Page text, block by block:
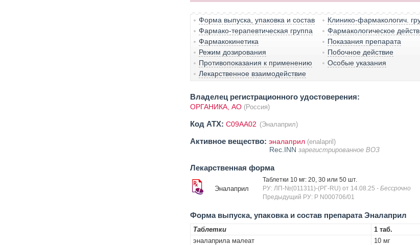
Форма выпуска, упаковка и состав
Клинико-фармакологич.
Фармако-терапевтическая группа
Фармакологическое
Фармакокинетика
Показания препарата
Режим дозирования
Побочное действие
Противопоказания к применению
Особые указания
Лекарственное взаимодействие
Владелец регистрационного удостоверения:
ОРГАНИКА, АО (Россия)
Код ATX: C09AA02 (Эналаприл)
Активное вещество: эналаприл (enalapril)
Rec.INN зарегистрированное ВОЗ
Лекарственная форма
Эналаприл
Таблетки 10 мг: 20, 30 или 50 шт.
РУ: ЛП-№(011311)-(РГ-RU) от 14.08.25 - Бессрочно
Предыдущий РУ: Р N000706/01
Форма выпуска, упаковка и состав препарата Эналаприл
Таблетки
1 таб.
эналаприла малеат
10 мг